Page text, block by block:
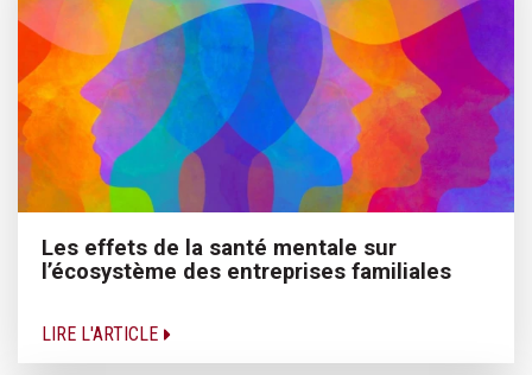
Les effets de la santé mentale sur
l’écosystème des entreprises familiales
LIRE L'ARTICLE